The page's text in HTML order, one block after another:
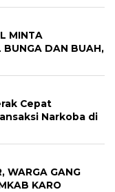
MINTA
BUNGA DAN BUAH,
Cepat
Narkoba di
WARGA GANG
KARO